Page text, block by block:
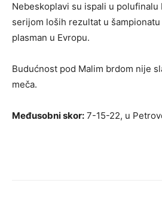
Nebeskoplavi su ispali u polufinalu
serijom loših rezultat u
plasman u Evropu.
Budućnost pod Malim brdom nije
meča.
Međusobni skor: 7-15-22, u